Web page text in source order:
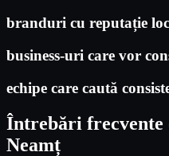
branduri cu reputație
business-uri care vor
echipe care caută
Întrebări frecvente
Neamț